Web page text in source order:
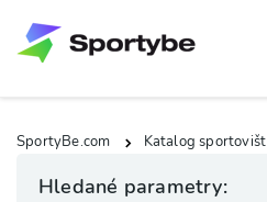
SportyBe.com Katalog sportovišt
Hledané parametry: